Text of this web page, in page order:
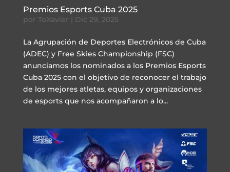
Premios Esports Cuba 2025
por ToXavier | Dic 29, 2025
La Agrupación de Deportes Electrónicos de Cuba
(ADEC) y Free Skies Championship (FSC)
anunciamos los nominados a los Premios Esports
Cuba 2025 con el objetivo de reconocer el trabajo
de los mejores atletas, equipos y organizaciones
de esports que nos acompañaron a lo...